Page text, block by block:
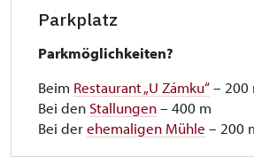
Parkplatz
Parkmöglichkeiten?
Beim Restaurant „U Zámku“– 200
Bei den Stallungen– 400 m
Bei derehemaligen Mühle – 200